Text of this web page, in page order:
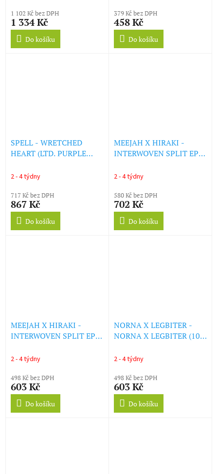
1 102 Kč bez DPH
1 334 Kč
Do košíku
379 Kč bez DPH
458 Kč
Do košíku
SPELL - WRETCHED
HEART (LTD. PURPLE
2 - 4 týdny
717 Kč bez DPH
867 Kč
Do košíku
MEEJAH X HIRAKI -
INTERWOVEN SPLIT EP
2 - 4 týdny
580 Kč bez DPH
702 Kč
Do košíku
MEEJAH X HIRAKI -
INTERWOVEN SPLIT EP
2 - 4 týdny
498 Kč bez DPH
603 Kč
Do košíku
NORNA X LEGBITER -
NORNA X LEGBITER (10"
2 - 4 týdny
498 Kč bez DPH
603 Kč
Do košíku